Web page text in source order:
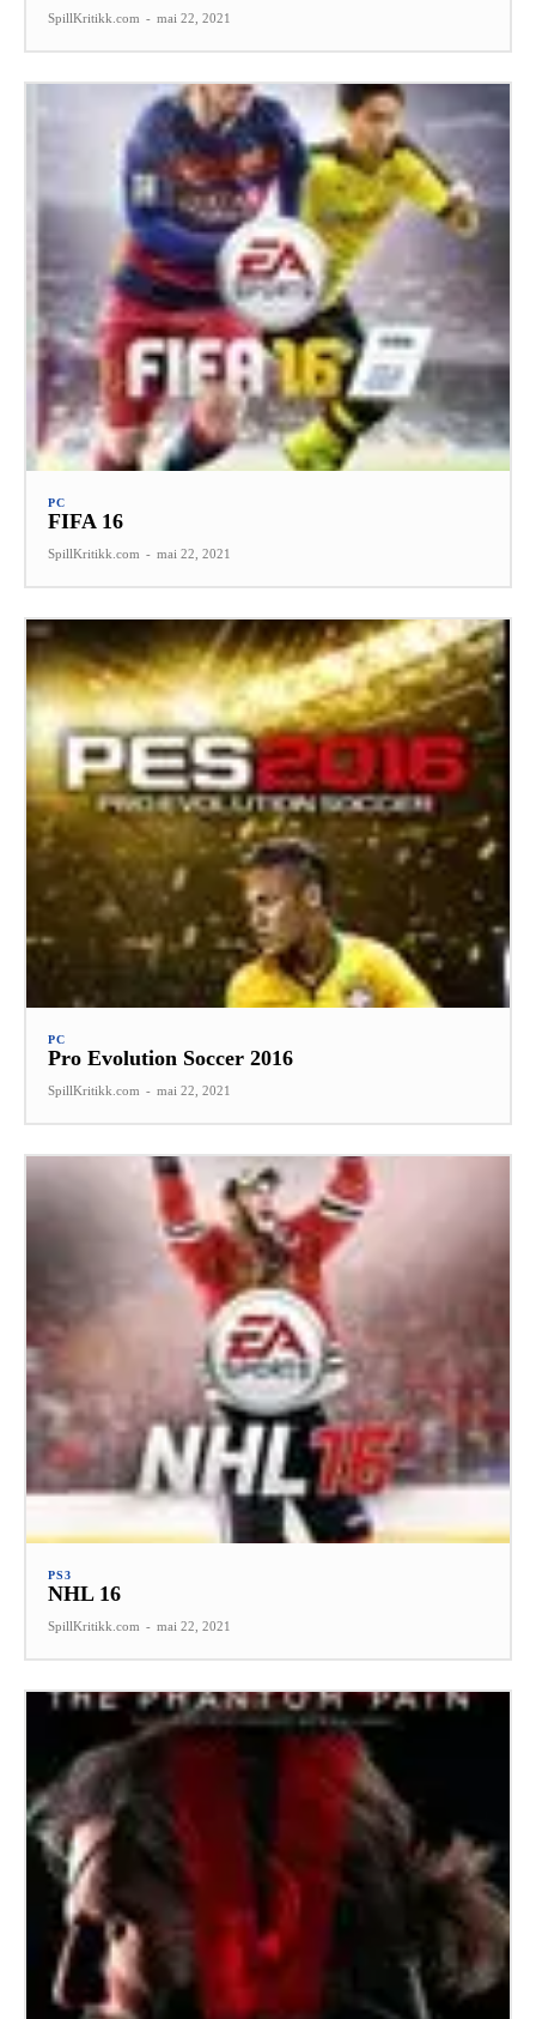
SpillKritikk.com - mai 22, 2021
PC
FIFA 16
SpillKritikk.com - mai 22, 2021
PC
Pro Evolution Soccer 2016
SpillKritikk.com - mai 22, 2021
PS3
NHL 16
SpillKritikk.com - mai 22, 2021